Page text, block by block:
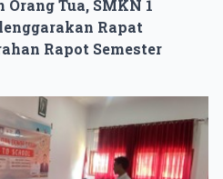
Tua, SMKN 1
Rapat
Rapot Semester